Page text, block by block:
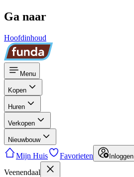
Ga naar
Hoofdinhoud
Menu
Kopen
Huren
Verkopen
Nieuwbouw
Mijn Huis Favorieten Inloggen
Veenendaal